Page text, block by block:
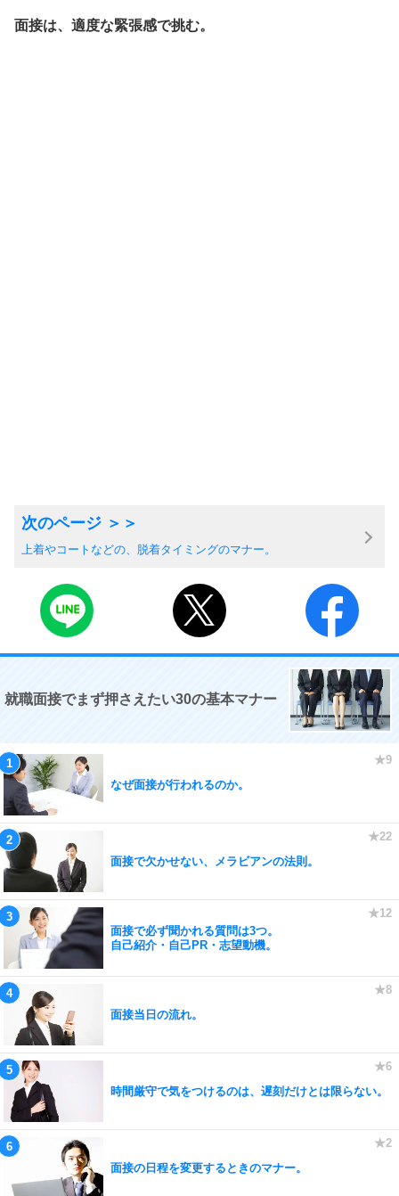
面接は、適度な緊張感で挑む。
上着やコートなどの、脱着タイミングのマナー。
就職面接でまず押さえたい30の基本マナー
なぜ面接が行われるのか。
面接で欠かせない、メラビアンの法則。
面接で必ず聞かれる質問は3つ。
自己紹介・自己PR・志望動機。
面接当日の流れ。
時間厳守で気をつけるのは、遅刻だけとは限らない。
面接の日程を変更するときのマナー。